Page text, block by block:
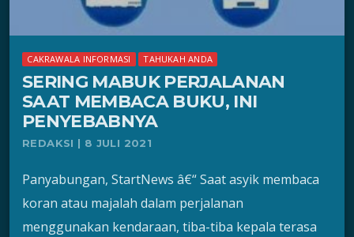
CAKRAWALA INFORMASI TAHUKAH ANDA
SERING MABUK PERJALANAN
SAAT MEMBACA BUKU, INI
PENYEBABNYA
REDAKSI | 8 JULI 2021
Panyabungan, StartNews â€“ Saat asyik membaca
koran atau majalah dalam perjalanan
menggunakan kendaraan, tiba-tiba kepala terasa